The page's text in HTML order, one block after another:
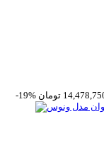
-19%
تومان